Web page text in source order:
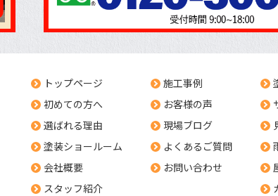
トップページ
初めての方へ
選ばれる理由
塗装ショールーム
会社概要
スタッフ紹介
施工事例
お客様の声
現場ブログ
よくあるご質問
お問い合わせ